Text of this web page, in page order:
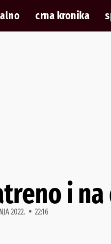
crna kronika
i
2022. 22:16